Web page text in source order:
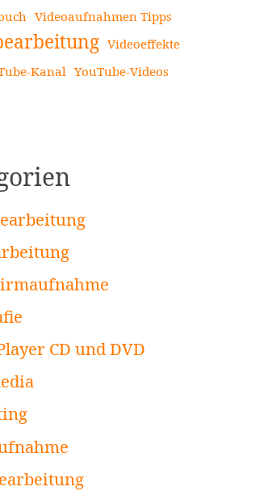
Videoaufnahmen Tipps
Videoeffekte
Kanal YouTube-Videos
CD und DVD